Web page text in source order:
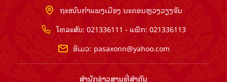
ຖະໜົນກຳແພງເມືອງ ນະຄອນຫຼວງວຽງຈັນ
ໂທລະສັບ: 021336111 - ແຟັກ: 021336113
ອີເມວ: pasaxonn@yahoo.com
ສຳ​ນັກ​ຂ່າວ​ສານ​ທີ່​ສຳ​ຄັນ​